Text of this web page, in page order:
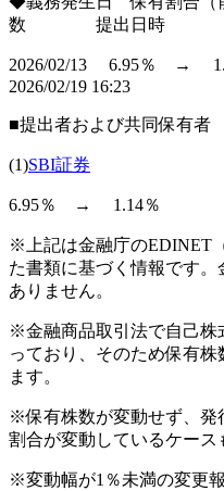
数 提出日時
2026/02/13 6.95
2026/02/19 16:23
■提出者および共同保有者
(1)SBI証券
6.95％ → 1.14％
※上記は金融庁のEDINET
た書類に基づく情報です
ありません。
※金融商品取引法で自己株
っており、そのため保有
ます。
※保有株数が変動せず、発
割合が変動しているケース
※変動幅が1％未満の変更